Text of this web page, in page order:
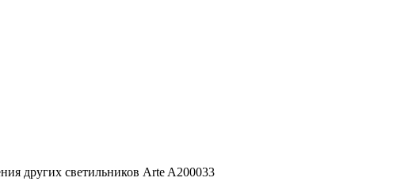
других светильников Arte A200033